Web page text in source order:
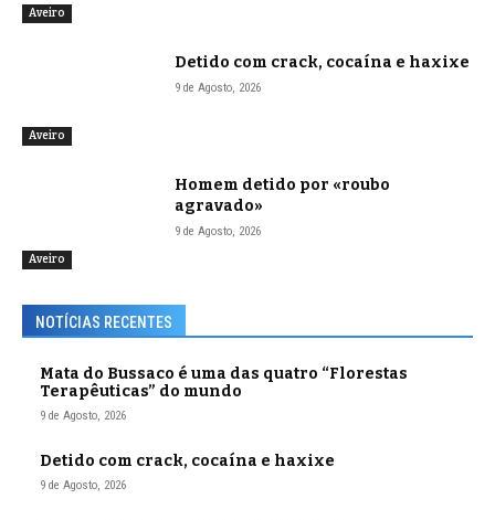
Aveiro
Aveiro
Detido com crack, cocaína e haxixe
9 de Agosto, 2026
Aveiro
Homem detido por «roubo
agravado»
9 de Agosto, 2026
NOTÍCIAS RECENTES
Mata do Bussaco é uma das quatro “Florestas
Terapêuticas” do mundo
9 de Agosto, 2026
Detido com crack, cocaína e haxixe
9 de Agosto, 2026